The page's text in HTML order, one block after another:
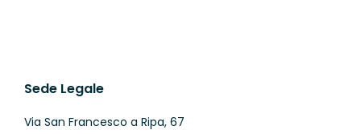
Sede Legale
Via San Francesco a Ripa, 67